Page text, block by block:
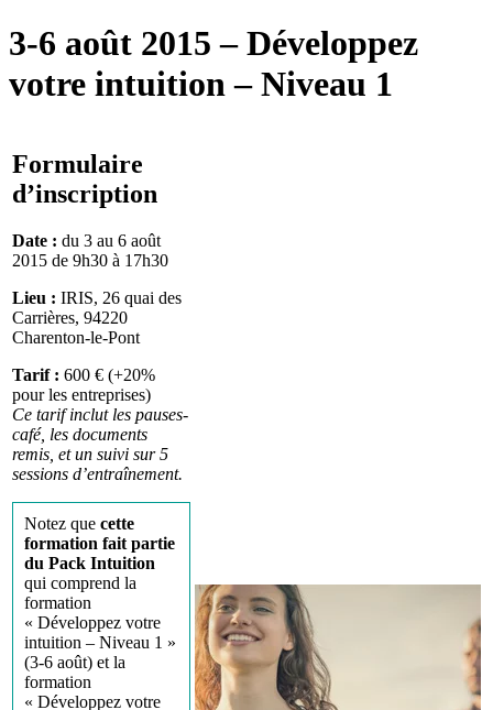
3-6 août 2015 – Développez
votre intuition – Niveau 1
Formulaire
d’inscription
Date : du 3 au 6 août
2015 de 9h30 à 17h30
Lieu : IRIS, 26 quai des
Carrières, 94220
Charenton-le-Pont
Tarif : 600 € (+20%
pour les entreprises)
Ce tarif inclut les pauses-
café, les documents
remis, et un suivi sur 5
sessions d’entraînement.
Notez que cette
formation fait partie
du Pack Intuition
qui comprend la
formation
« Développez votre
intuition – Niveau 1 »
(3-6 août) et la
formation
« Développez votre